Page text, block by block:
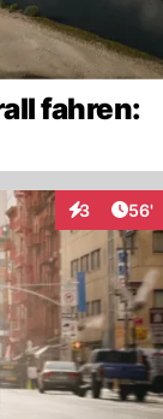
fahren:
3 56'